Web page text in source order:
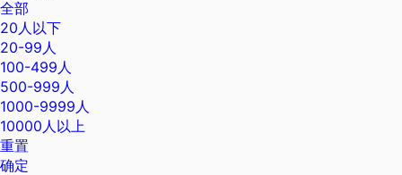
全部
20人以下
20-99人
100-499人
500-999人
1000-9999人
10000人以上
重置
确定